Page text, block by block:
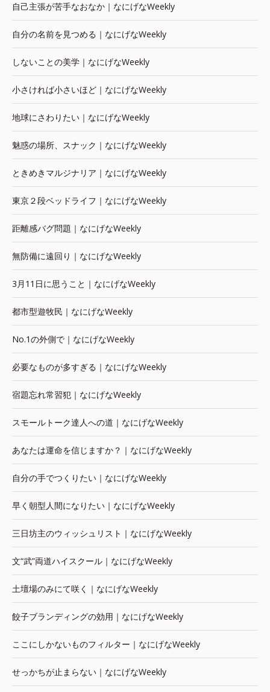
自己主張が苦手なおなか｜なにげなWeekly
自分の名前を見つめる｜なにげなWeekly
しないことの美学｜なにげなWeekly
小さければ小さいほど｜なにげなWeekly
地球にさわりたい｜なにげなWeekly
魅惑の場所、スナック｜なにげなWeekly
ときめきマルジナリア｜なにげなWeekly
東京２段ベッドライフ｜なにげなWeekly
距離感バグ問題｜なにげなWeekly
無防備に遠回り｜なにげなWeekly
3月11日に思うこと｜なにげなWeekly
都市型遊牧民｜なにげなWeekly
No.1の外側で｜なにげなWeekly
必要なものが多すぎる｜なにげなWeekly
宿題忘れ常習犯｜なにげなWeekly
スモールトーク達人への道｜なにげなWeekly
あなたは運命を信じますか？｜なにげなWeekly
自分の手でつくりたい｜なにげなWeekly
早く朝型人間になりたい｜なにげなWeekly
三日坊主のウィッシュリスト｜なにげなWeekly
文“武”両道ハイスクール｜なにげなWeekly
土壇場のみにて咲く｜なにげなWeekly
餃子ブランディングの効用｜なにげなWeekly
ここにしかないものフィルター｜なにげなWeekly
せっかちが止まらない｜なにげなWeekly